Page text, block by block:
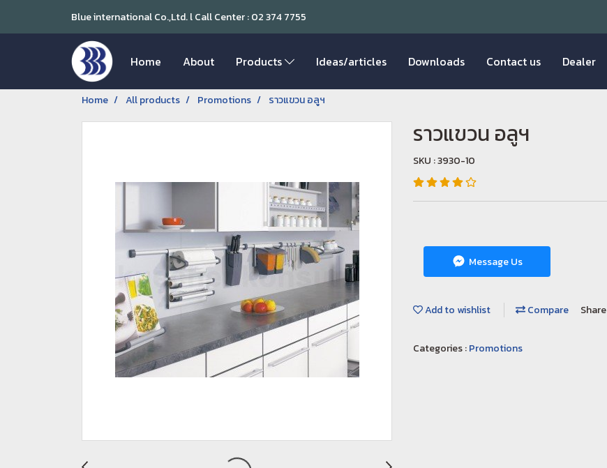
Blue international Co.,Ltd. l Call Center : 02 374 7755
Home About Products Ideas/articles Downloads Contact us Dealer
Home All products Promotions ราวแขวน อลูฯ
ราวแขวน อลูฯ
SKU : 3930-10
Message Us
Add to wishlist Compare Share
Categories :Promotions